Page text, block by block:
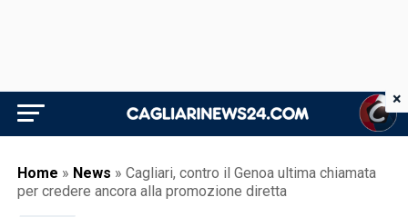
Home » News » Cagliari, contro il Genoa ultima chiamata
per credere ancora alla promozione diretta
×